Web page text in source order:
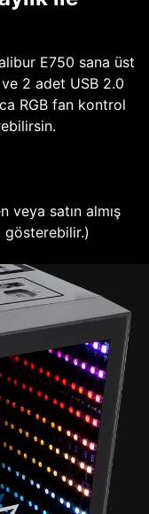
E750 sana üst
2 adet USB 2.0
RGB fan kontrol
satın almış